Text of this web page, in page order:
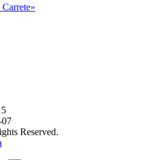
07
Reserved.